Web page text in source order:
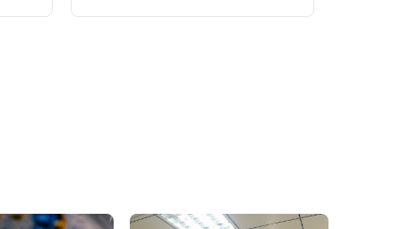
, đặc biệt là các mẫu